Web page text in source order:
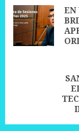
navigation
EN